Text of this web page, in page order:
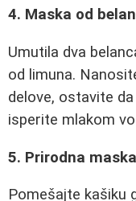
4. Maska od
Umutila dva
od limuna.
delove, ostavite
isperite mlakom
5. Prirodna
Pomešajte kašiku